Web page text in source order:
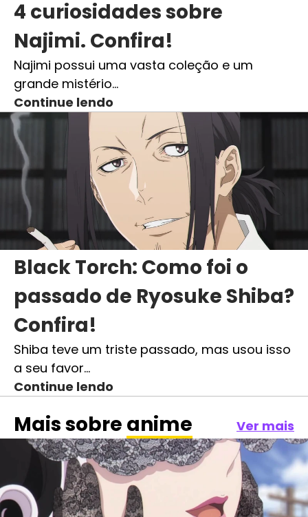
4 curiosidades sobre
Najimi. Confira!
Najimi possui uma vasta coleção e um
grande mistério…
Continue lendo
Black Torch: Como foi o
passado de Ryosuke Shiba?
Confira!
Shiba teve um triste passado, mas usou isso
a seu favor…
Continue lendo
Mais sobre anime Ver mais